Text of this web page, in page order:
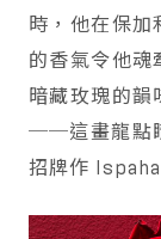
時，他在保加
的香氣令他魂
暗藏玫瑰的韻
──這畫龍點
招牌作